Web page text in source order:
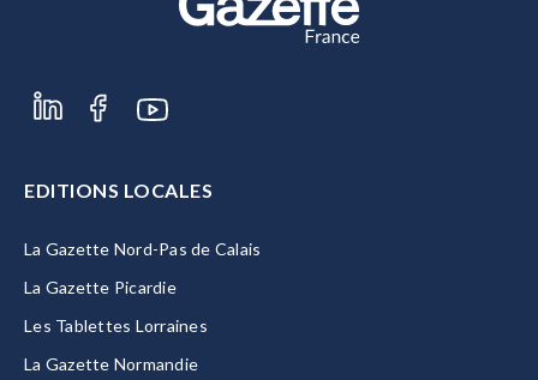
EDITIONS LOCALES
La Gazette Nord-Pas de Calais
La Gazette Picardie
Les Tablettes Lorraines
La Gazette Normandie